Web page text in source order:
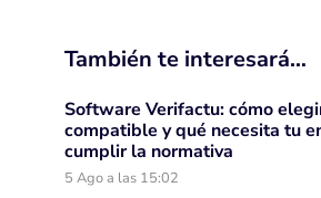
También te interesará…
Software Verifactu: cómo
compatible y qué necesita tu
cumplir la normativa
5 Ago a las 15:02